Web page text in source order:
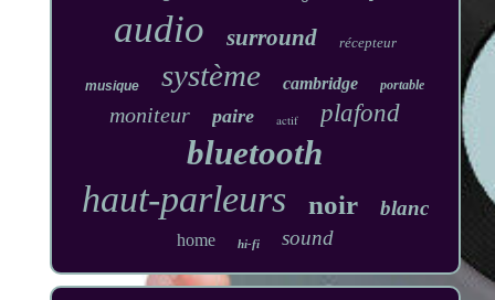
audio surround récepteur
musique système cambridge portable
moniteur paire actif plafond
bluetooth
haut-parleurs noir blanc
home hi-fi sound